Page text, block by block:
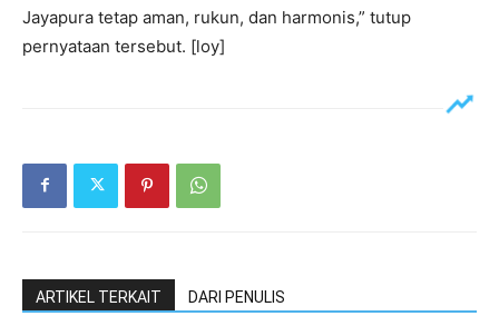
Jayapura tetap aman, rukun, dan harmonis,” tutup
pernyataan tersebut. [loy]
ARTIKEL TERKAIT DARI PENULIS